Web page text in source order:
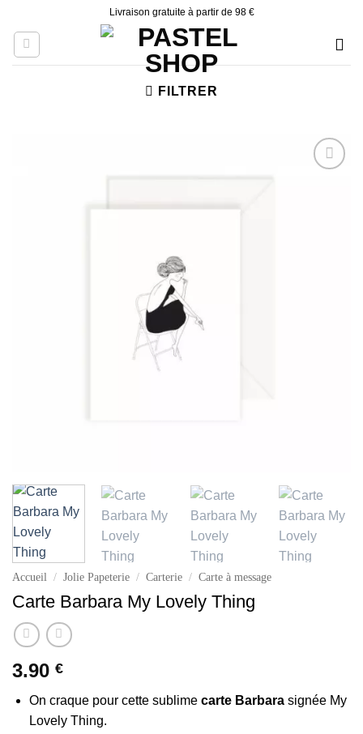
content
Livraison gratuite à partir de 98 €
FILTRER
Accueil / Jolie Papeterie / Carterie / Carte à message
Carte Barbara My Lovely Thing
3.90 €
On craque pour cette sublime carte Barbara signée My
Lovely Thing.